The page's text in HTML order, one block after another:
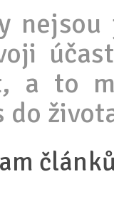
nejsou
a to
do